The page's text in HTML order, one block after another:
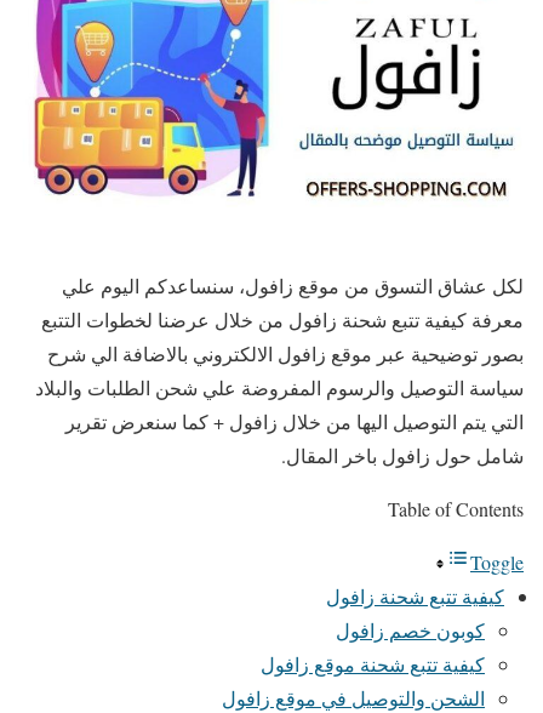
لكل عشاق التسوق من موقع زافول، سنساعدكم اليوم علي
معرفة كيفية تتبع شحنة زافول من خلال عرضنا لخطوات التتبع
بصور توضيحية عبر موقع زافول الالكتروني بالاضافة الي شرح
سياسة التوصيل والرسوم المفروضة علي شحن الطلبات والبلاد
التي يتم التوصيل اليها من خلال زافول + كما سنعرض تقرير
شامل حول زافول باخر المقال.
Table of Contents
Toggle
كيفية تتبع شحنة زافول
كوبون خصم زافول
كيفية تتبع شحنة موقع زافول
الشحن والتوصيل في موقع زافول